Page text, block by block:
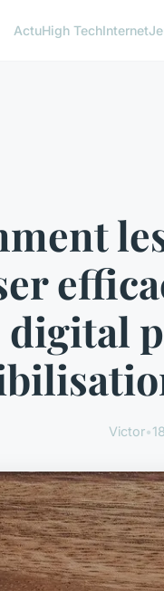
ActuHigh TechInternet
digital
Victor•